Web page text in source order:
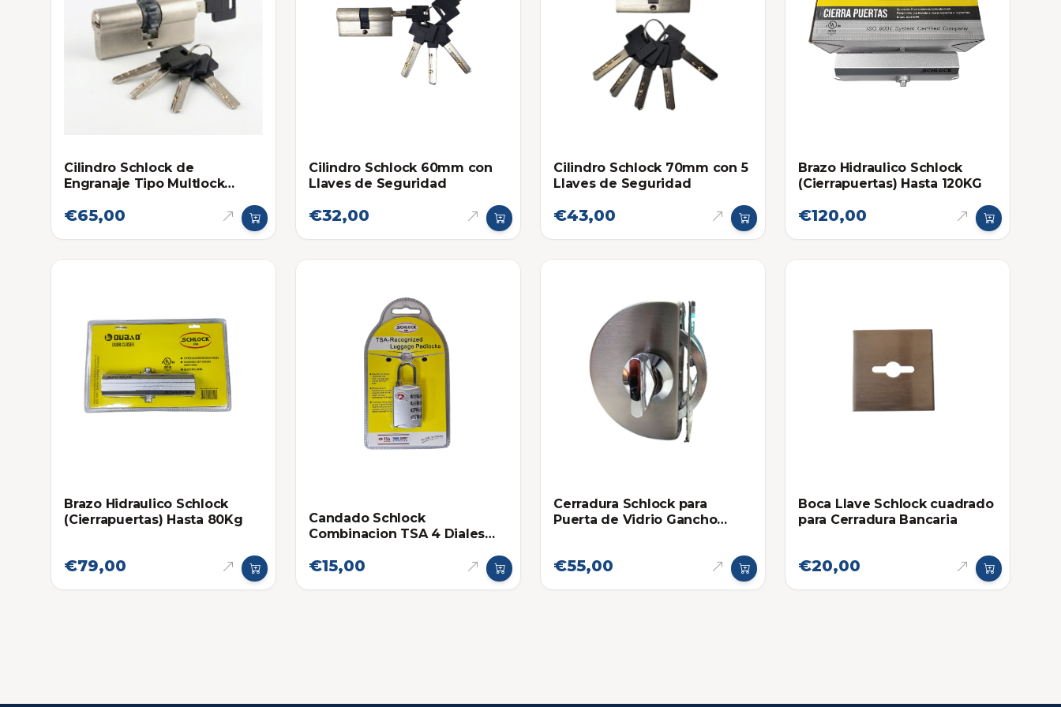
Cilindro Schlock de
Engranaje Tipo Multlock
€65,00
Cilindro Schlock 60mm con
Llaves de Seguridad
€32,00
Cilindro Schlock 70mm con 5
Llaves de Seguridad
€43,00
Brazo Hidraulico Schlock
(Cierrapuertas) Hasta 120KG
€120,00
Brazo Hidraulico Schlock
(Cierrapuertas) Hasta 80Kg
€79,00
Candado Schlock
Combinacion TSA 4 Diales
€15,00
Cerradura Schlock para
Puerta de Vidrio Gancho
€55,00
Boca Llave Schlock cuadrado
para Cerradura Bancaria
€20,00